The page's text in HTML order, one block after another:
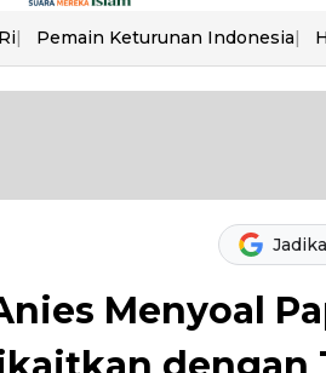
Pemain Keturunan Indonesia
Menyoal